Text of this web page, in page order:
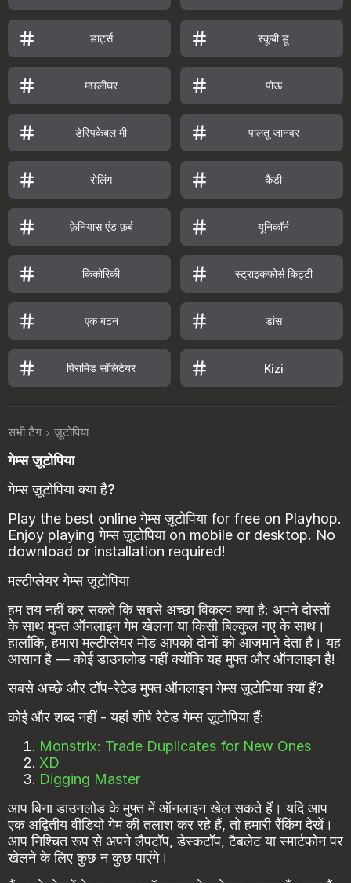
डार्ट्स स्कूबी डू
मछलीघर पोऊ
डेस्पिकेबल मी पालतू जानवर
रोलिंग कैंडी
फ़ेनियास एंड फ़र्ब यूनिकॉर्न
किकोरिकी स्ट्राइकफोर्स किट्टी
एक बटन डांस
पिरामिड सॉलिटेयर Kizi
सभी टैग ज़ूटोपिया
गेम्स ज़ूटोपिया
गेम्स ज़ूटोपिया क्या है?
Play the best online गेम्स ज़ूटोपिया for free on Playhop.
Enjoy playing गेम्स ज़ूटोपिया on mobile or desktop. No
download or installation required!
मल्टीप्लेयर गेम्स ज़ूटोपिया
हम तय नहीं कर सकते कि सबसे अच्छा विकल्प क्या है: अपने दोस्तों
के साथ मुफ्त ऑनलाइन गेम खेलना या किसी बिल्कुल नए के साथ।
हालाँकि, हमारा मल्टीप्लेयर मोड आपको दोनों को आजमाने देता है। यह
आसान है — कोई डाउनलोड नहीं क्योंकि यह मुफ्त और ऑनलाइन है!
सबसे अच्छे और टॉप-रेटेड मुफ्त ऑनलाइन गेम्स ज़ूटोपिया क्या हैं?
कोई और शब्द नहीं - यहां शीर्ष रेटेड गेम्स ज़ूटोपिया हैं:
Monstrix: Trade Duplicates for New Ones
XD
Digging Master
आप बिना डाउनलोड के मुफ्त में ऑनलाइन खेल सकते हैं। यदि आप
एक अद्वितीय वीडियो गेम की तलाश कर रहे हैं, तो हमारी रैंकिंग देखें।
आप निश्चित रूप से अपने लैपटॉप, डेस्कटॉप, टैबलेट या स्मार्टफोन पर
खेलने के लिए कुछ न कुछ पाएंगे।